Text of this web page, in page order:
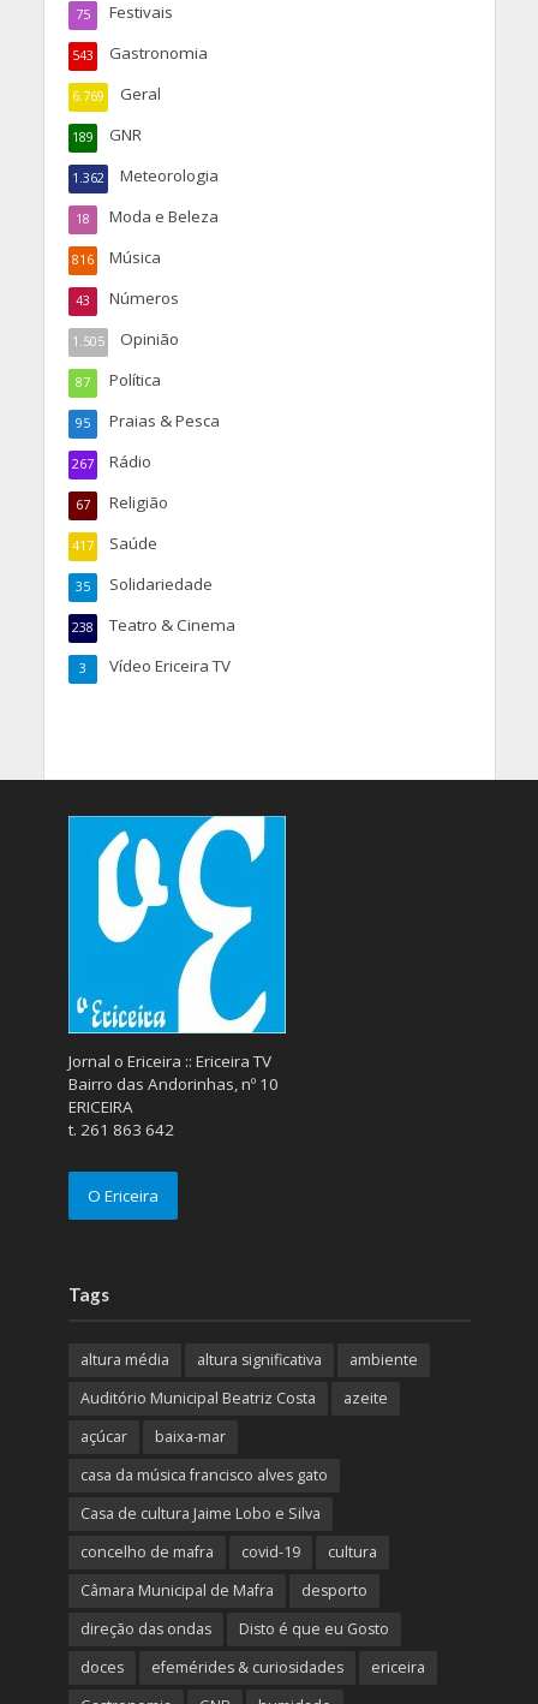
Festivais
75
Gastronomia
543
Geral
6.769
GNR
189
Meteorologia
1.362
Moda e Beleza
18
Música
816
Números
43
Opinião
1.505
Política
87
Praias & Pesca
95
Rádio
267
Religião
67
Saúde
417
Solidariedade
35
Teatro & Cinema
238
Vídeo Ericeira TV
3
Jornal o Ericeira :: Ericeira TV
Bairro das Andorinhas, nº 10
ERICEIRA
t. 261 863 642
O Ericeira
Tags
altura média altura significativa
ambiente
Auditório Municipal Beatriz Costa
azeite
açúcar
baixa-mar
casa da música francisco alves gato
Casa de cultura Jaime Lobo e Silva
concelho de mafra
covid-19
cultura
Câmara Municipal de Mafra
desporto
direção das ondas
Disto é que eu Gosto
doces
efemérides & curiosidades
ericeira